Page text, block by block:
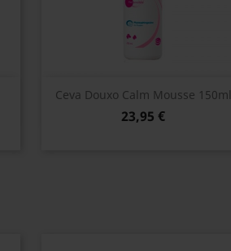
Ceva Douxo Calm Mousse 150ml
23,95 €
Vista rápida